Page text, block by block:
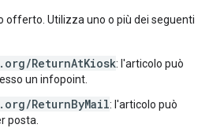
offerto. Utilizza uno o più dei seguenti
ReturnAtKiosk: l'articolo può
un infopoint.
ReturnByMail: l'articolo può
posta.